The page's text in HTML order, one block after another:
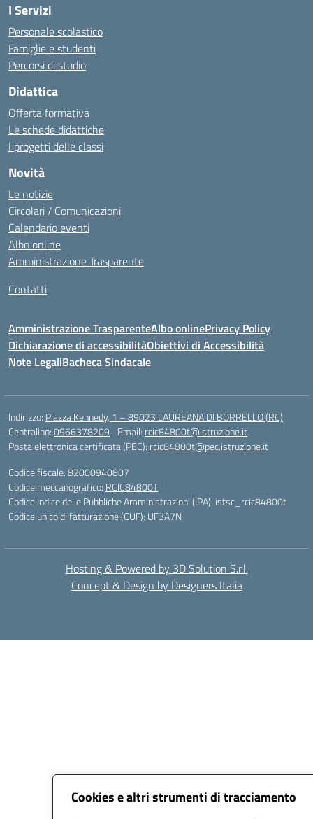
Cookies e altri strumenti di tracciamento
I Servizi
Personale scolastico
Famiglie e studenti
Percorsi di studio
Didattica
Offerta formativa
Le schede didattiche
I progetti delle classi
Novità
Le notizie
Circolari / Comunicazioni
Calendario eventi
Albo online
Amministrazione Trasparente
Contatti
Amministrazione TrasparenteAlbo onlinePrivacy Policy
Dichiarazione di accessibilitàObiettivi di Accessibilità
Note LegaliBacheca Sindacale
Indirizzo: Piazza Kennedy, 1 – 89023 LAUREANA DI BORRELLO (RC)
Centralino:0966378209 Email: rcic84800t@istruzione.it
Posta elettronica certificata (PEC): rcic84800t@pec.istruzione.it
Codice fiscale: 82000940807
Codice meccanografico: RCIC84800T
Codice Indice delle Pubbliche Amministrazioni (IPA): istsc_rcic84800t
Codice unico di fatturazione (CUF): UF3A7N
Hosting & Powered by 3D Solution S.r.l.
Concept & Design by Designers Italia